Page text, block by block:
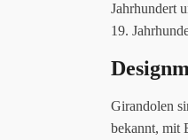
Jahrhundert
19.
Girandolen
bekannt, mit